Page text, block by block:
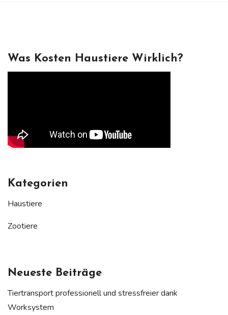
Was Kosten Haustiere Wirklich?
Kategorien
Haustiere
Zootiere
Neueste Beiträge
Tiertransport professionell und stressfreier dank
Worksystem